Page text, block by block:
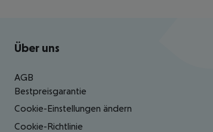
Footer navigation
Über uns
AGB
Bestpreisgarantie
Cookie-Einstellungen ändern
Cookie-Richtlinie